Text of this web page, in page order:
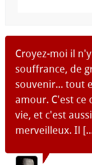
Croyez-moi il
souffrance, de
souvenir... tout
amour. C'est ce
vie, et c'est
merveilleux. Il